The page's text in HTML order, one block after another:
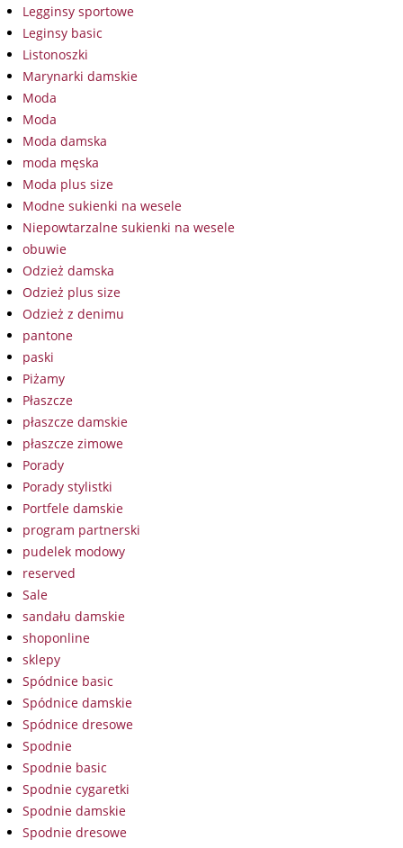
Legginsy sportowe
Leginsy basic
Listonoszki
Marynarki damskie
Moda
Moda
Moda damska
moda męska
Moda plus size
Modne sukienki na wesele
Niepowtarzalne sukienki na wesele
obuwie
Odzież damska
Odzież plus size
Odzież z denimu
pantone
paski
Piżamy
Płaszcze
płaszcze damskie
płaszcze zimowe
Porady
Porady stylistki
Portfele damskie
program partnerski
pudelek modowy
reserved
Sale
sandału damskie
shoponline
sklepy
Spódnice basic
Spódnice damskie
Spódnice dresowe
Spodnie
Spodnie basic
Spodnie cygaretki
Spodnie damskie
Spodnie dresowe